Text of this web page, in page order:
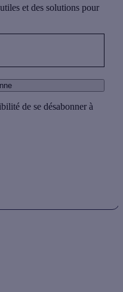
et des solutions pour
de se désabonner à